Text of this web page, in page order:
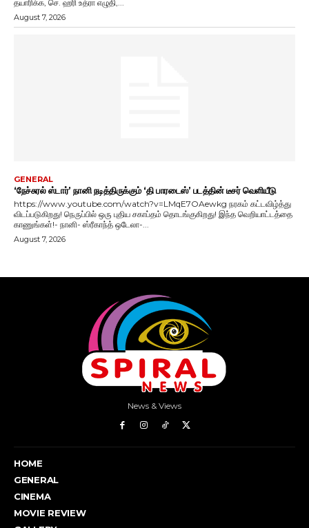
News & Views
HOME
GENERAL
CINEMA
MOVIE REVIEW